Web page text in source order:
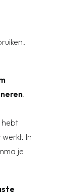
.
hebt
In
je